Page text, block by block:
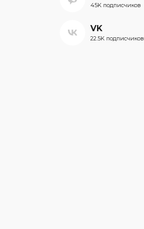
45K подписчиков
VK
22.5K подписчиков